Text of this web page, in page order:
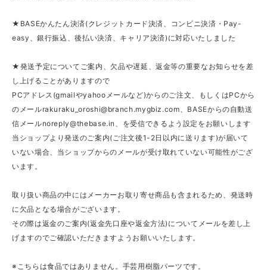
★BASEかんたん決済(クレジットカード決済、コンビニ決済・Pay-
easy、銀行振込、後払い決済、キャリア決済)に対応いたしました
★発送予定についてご案内、欠品や遅延、返金等の重要なお知らせを差
し上げることがありますので
PCアドレス(gmailやyahooメールなど)からのご注文、もしくはPCから
のメールrakuraku_oroshi@branch.mygbiz.com 、BASEからの自動送
信メールnoreply@thebase.in
、を受信できるよう設定をお願いします
当ショップより発送のご案内(ご注文後1-2日以内に送ります)が届いて
いない場合、当ショップからのメールが受け取れていない可能性がござ
います。
取り扱い商品の中にはメーカーお取り寄せ商品も含まれるため、発送時
に欠品となる場合がございます。
その際は返金のご案内(返金先口座や返金方法)についてメールを差し上
げますのでご確認いただきますようお願いいたします。
※こちらは食品ではありません。手芸用樹脂パーツです。